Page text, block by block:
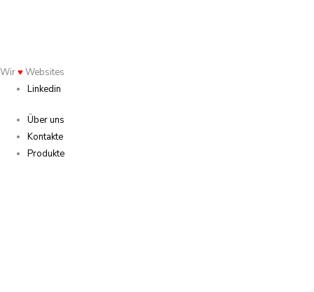
Wir♥ Websites
Linkedin
Über uns
Kontakte
Produkte